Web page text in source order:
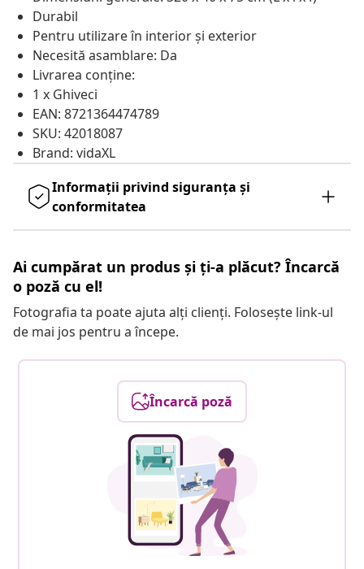
Durabil
Pentru utilizare în interior și exterior
Necesită asamblare: Da
Livrarea conține:
1 x Ghiveci
EAN: 8721364474789
SKU: 42018087
Brand: vidaXL
Informații privind siguranța și
conformitatea
Ai cumpărat un produs și ți-a plăcut? Încarcă
o poză cu el!
Fotografia ta poate ajuta alți clienți. Folosește link-ul
de mai jos pentru a începe.
Încarcă poză